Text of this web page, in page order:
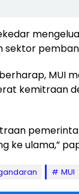
sektor
MUI
kemitraan
ke ulama,”
MUI